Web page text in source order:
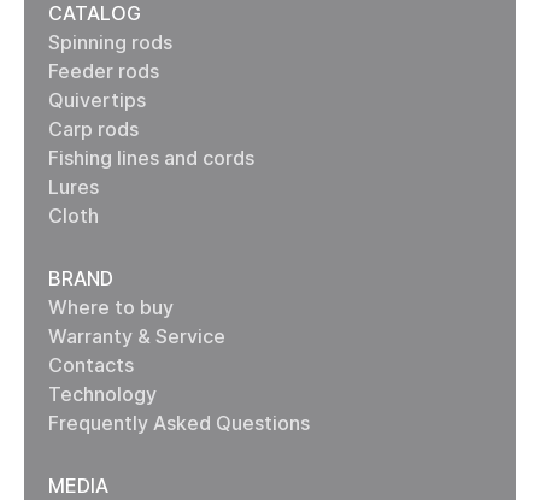
CATALOG
Spinning rods
Feeder rods
Quivertips
Carp rods
Fishing lines and cords
Lures
Cloth
BRAND
Where to buy
Warranty & Service
Contacts
Technology
Frequently Asked Questions
MEDIA